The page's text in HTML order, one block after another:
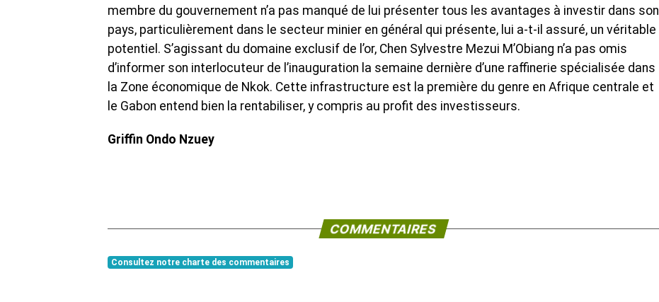
membre du gouvernement n’a pas manqué de lui présenter tous les avantages à investir dans son
pays, particulièrement dans le secteur minier en général qui présente, lui a-t-il assuré, un véritable
potentiel. S’agissant du domaine exclusif de l’or, Chen Sylvestre Mezui M’Obiang n’a pas omis
d’informer son interlocuteur de l’inauguration la semaine dernière d’une raffinerie spécialisée dans
la Zone économique de Nkok. Cette infrastructure est la première du genre en Afrique centrale et
le Gabon entend bien la rentabiliser, y compris au profit des investisseurs.
Griffin Ondo Nzuey
COMMENTAIRES
Consultez notre charte des commentaires